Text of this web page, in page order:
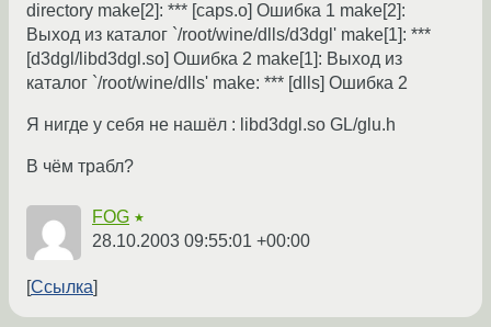
directory make[2]: *** [caps.o] Ошибка 1 make[2]:
Выход из каталог `/root/wine/dlls/d3dgl' make[1]: ***
[d3dgl/libd3dgl.so] Ошибка 2 make[1]: Выход из
каталог `/root/wine/dlls' make: *** [dlls] Ошибка 2
Я нигде у себя не нашёл : libd3dgl.so GL/glu.h
В чём трабл?
FOG ★
28.10.2003 09:55:01 +00:00
Ссылка